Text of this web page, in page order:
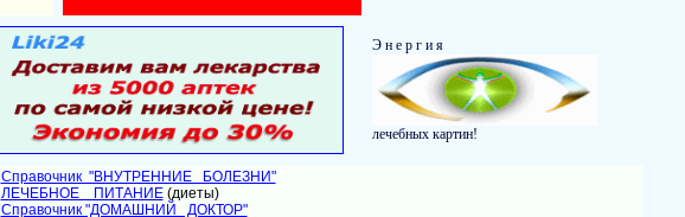
Э н е р г и я
лечебных картин!
Справочник "ВНУТРЕННИЕ БОЛЕЗНИ"
ЛЕЧЕБНОЕ ПИТАНИЕ(диеты)
Cправочник "ДОМАШНИЙ ДОКТОР"